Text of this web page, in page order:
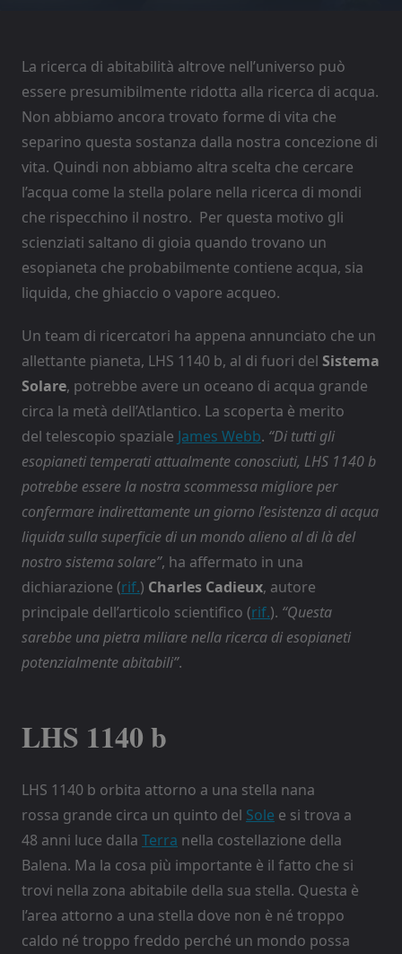
La ricerca di abitabilità altrove nell’universo può
essere presumibilmente ridotta alla ricerca di acqua.
Non abbiamo ancora trovato forme di vita che
separino questa sostanza dalla nostra concezione di
vita. Quindi non abbiamo altra scelta che cercare
l’acqua come la stella polare nella ricerca di mondi
che rispecchino il nostro. Per questa motivo gli
scienziati saltano di gioia quando trovano un
esopianeta che probabilmente contiene acqua, sia
liquida, che ghiaccio o vapore acqueo.
Un team di ricercatori ha appena annunciato che un
allettante pianeta, LHS 1140 b, al di fuori del Sistema
Solare, potrebbe avere un oceano di acqua grande
circa la metà dell’Atlantico. La scoperta è merito
del telescopio spaziale James Webb. “Di tutti gli
esopianeti temperati attualmente conosciuti, LHS 1140 b
potrebbe essere la nostra scommessa migliore per
confermare indirettamente un giorno l’esistenza di acqua
liquida sulla superficie di un mondo alieno al di là del
nostro sistema solare”, ha affermato in una
dichiarazione (rif.) Charles Cadieux, autore
principale dell’articolo scientifico (rif.). “Questa
sarebbe una pietra miliare nella ricerca di esopianeti
potenzialmente abitabili”.
LHS 1140 b
LHS 1140 b orbita attorno a una stella nana
rossa grande circa un quinto del Sole e si trova a
48 anni luce dalla Terra nella costellazione della
Balena. Ma la cosa più importante è il fatto che si
trovi nella zona abitabile della sua stella. Questa è
l’area attorno a una stella dove non è né troppo
caldo né troppo freddo perché un mondo possa